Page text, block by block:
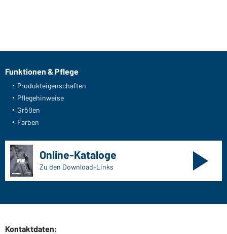
Funktionen & Pflege
Produkteigenschaften
Pflegehinweise
Größen
Farben
Online-Kataloge
Zu den Download-Links
Kontaktdaten: